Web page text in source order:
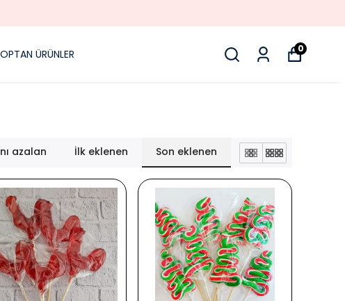
ÜRÜNLER 0
azalan İlk eklenen Son eklenen